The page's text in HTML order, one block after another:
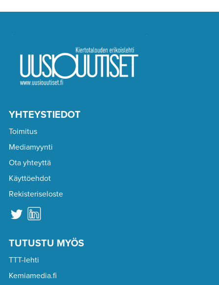
YHTEYSTIEDOT
Toimitus
Mediamyynti
Ota yhteyttä
Käyttöehdot
Rekisteriseloste
TUTUSTU MYÖS
TTT-lehti
Kemiamedia.fi